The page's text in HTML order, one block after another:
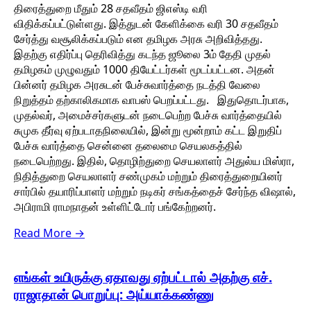
திரைத்துறை மீதும் 28 சதவீதம் ஜிஎஸ்டி வரி
விதிக்கப்பட்டுள்ளது. இத்துடன் கேளிக்கை வரி 30 சதவீதம்
சேர்த்து வசூலிக்கப்படும் என தமிழக அரசு அறிவித்தது.
இதற்கு எதிர்ப்பு தெரிவித்து கடந்த ஜூலை 3ம் தேதி முதல்
தமிழகம் முழுவதும் 1000 தியேட்டர்கள் மூடப்பட்டன. அதன்
பின்னர் தமிழக அரசுடன் பேச்சுவார்த்தை நடத்தி வேலை
நிறுத்தம் தற்காலிகமாக வாபஸ் பெறப்பட்டது. இதுதொடர்பாக,
முதல்வர், அமைச்சர்களுடன் நடைபெற்ற பேச்சு வார்த்தையில்
சுமுக தீர்வு ஏற்படாதநிலையில், இன்று மூன்றாம் கட்ட இறுதிப்
பேச்சு வார்த்தை சென்னை தலைமை செயலகத்தில்
நடைபெற்றது. இதில், தொழிற்துறை செயலாளர் அதுல்ய மிஸ்ரா,
நிதித்துறை செயலாளர் சண்முகம் மற்றும் திரைத்துறையினர்
சார்பில் தயாரிப்பாளர் மற்றும் நடிகர் சங்கத்தைச் சேர்ந்த விஷால்,
அபிராமி ராமநாதன் உள்ளிட்டோர் பங்கேற்றனர்.
Read More →
எங்கள் உயிருக்கு ஏதாவது ஏற்பட்டால் அதற்கு எச்.
ராஜாதான் பொறுப்பு: அய்யாக்கண்ணு